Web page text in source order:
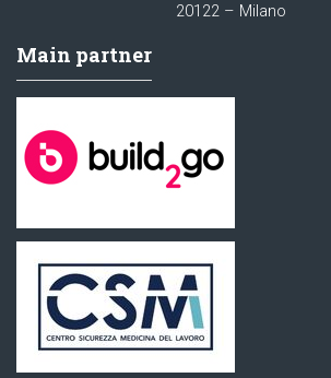
20122 – Milano
Main partner